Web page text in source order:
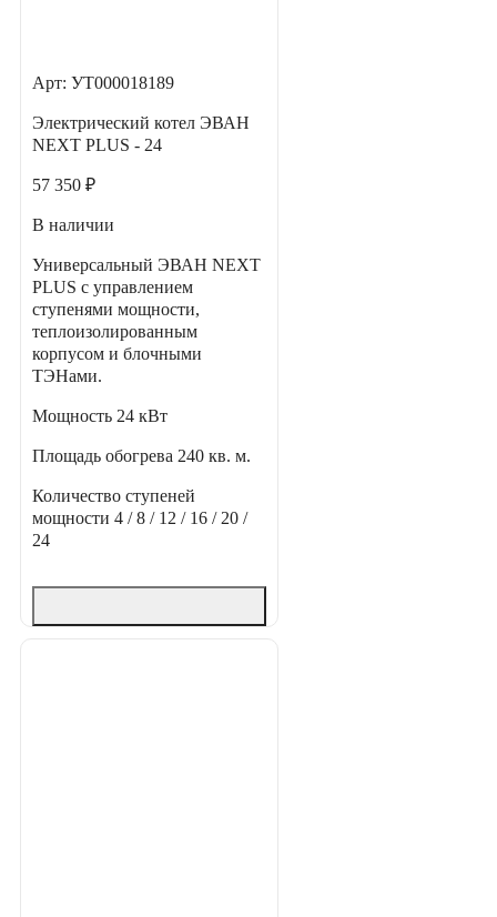
Арт: УТ000018189
Электрический котел ЭВАН
NEXT PLUS - 24
57 350 ₽
В наличии
Универсальный ЭВАН NEXT
PLUS с управлением
ступенями мощности,
теплоизолированным
корпусом и блочными
ТЭНами.
Мощность 24 кВт
Площадь обогрева 240 кв. м.
Количество ступеней
мощности 4 / 8 / 12 / 16 / 20 /
24